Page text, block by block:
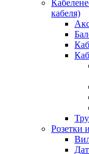
кабеля)
Розетки